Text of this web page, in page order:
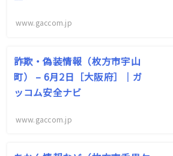
www.gaccom.jp
詐欺・偽装情報（枚方市宇山
町） – 6月2日［大阪府］｜ガ
ッコム安全ナビ
www.gaccom.jp